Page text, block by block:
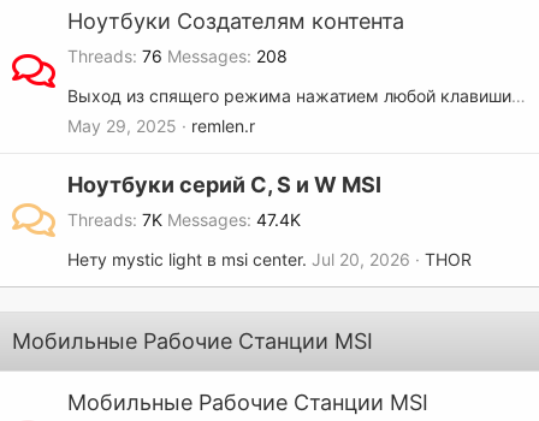
Ноутбуки Создателям контента
Threads 76 Messages 208
Выход из спящего режима нажатием любой клавиши, MSI Creator 16 AI Studio.
May 29, 2025
remlen.r
Ноутбуки серий С, S и W MSI
Threads 7K Messages 47.4K
Нету mystic light в msi center. Jul 20, 2026 THOR
Мобильные Рабочие Станции MSI
Мобильные Рабочие Станции MSI